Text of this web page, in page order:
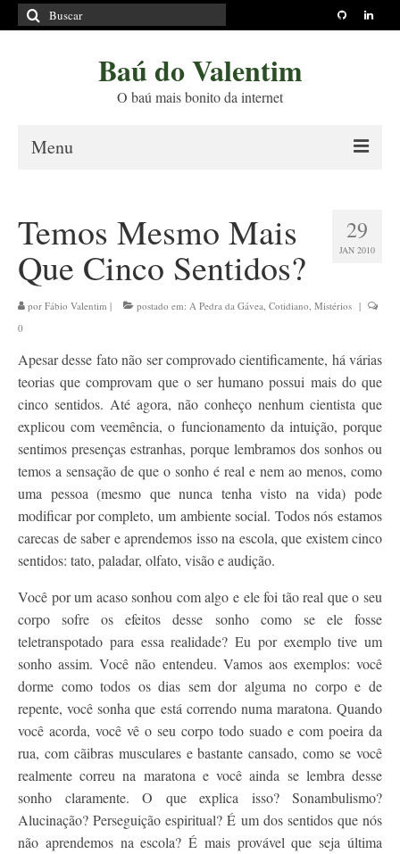
Buscar
por:
Baú do Valentim
O baú mais bonito da internet
Menu
Princípios Editoriais
Políticas e Termos
Livros
Blog
Contato
29
JAN 2010
Temos Mesmo Mais
Que Cinco Sentidos?
por Fábio Valentim | postado em: A Pedra da Gávea, Cotidiano, Mistérios |
0
Apesar desse fato não ser comprovado cientificamente, há várias
teorias que comprovam que o ser humano possui mais do que
cinco sentidos. Até agora, não conheço nenhum cientista que
explicou com veemência, o funcionamento da intuição, porque
sentimos presenças estranhas, porque lembramos dos sonhos ou
temos a sensação de que o sonho é real e nem ao menos, como
uma pessoa (mesmo que nunca tenha visto na vida) pode
modificar por completo, um ambiente social. Todos nós estamos
carecas de saber e aprendemos isso na escola, que existem cinco
sentidos: tato, paladar, olfato, visão e audição.
Você por um acaso sonhou com algo e ele foi tão real que o seu
corpo sofre os efeitos desse sonho como se ele fosse
teletranspotado para essa realidade? Eu por exemplo tive um
sonho assim. Você não entendeu. Vamos aos exemplos: você
dorme como todos os dias sem dor alguma no corpo e de
repente, você sonha que está correndo numa maratona. Quando
você acorda, você vê o seu corpo todo suado e com poeira da
rua, com cãibras musculares e bastante cansado, como se você
realmente correu na maratona e você ainda se lembra desse
sonho claramente. O que explica isso? Sonambulismo?
Alucinação? Perseguição espiritual? É um dos sentidos que nós
não aprendemos na escola? É mais provável que seja última